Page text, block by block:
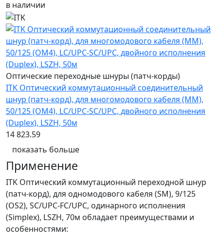
в наличии
Оптические переходные шнуры (патч-корды)
ITK Оптический коммутационный соединительный
шнур (патч-корд), для многомодового кабеля (MM),
50/125 (OM4), LC/UPC-SC/UPC, двойного исполнения
(Duplex), LSZH, 50м
14 823.59
показать больше
Применение
ITK Оптический коммутационный переходной шнур
(патч-корд), для одномодового кабеля (SM), 9/125
(OS2), SC/UPC-FC/UPC, одинарного исполнения
(Simplex), LSZH, 70м обладает преимуществами и
особенностями: